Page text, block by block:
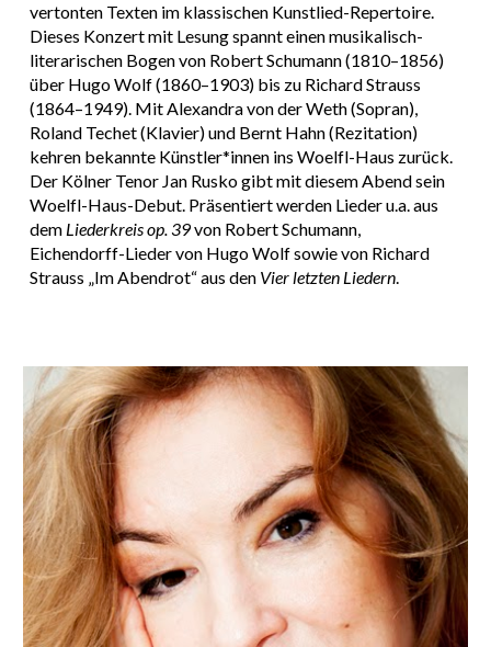
vertonten Texten im klassischen Kunstlied-Repertoire.
Dieses Konzert mit Lesung spannt einen musikalisch-
literarischen Bogen von Robert Schumann (1810–1856)
über Hugo Wolf (1860–1903) bis zu Richard Strauss
(1864–1949). Mit Alexandra von der Weth (Sopran),
Roland Techet (Klavier) und Bernt Hahn (Rezitation)
kehren bekannte Künstler*innen ins Woelfl-Haus zurück.
Der Kölner Tenor Jan Rusko gibt mit diesem Abend sein
Woelfl-Haus-Debut. Präsentiert werden Lieder u.a. aus
dem Liederkreis op. 39von Robert Schumann,
Eichendorff-Lieder von Hugo Wolf sowie von Richard
Strauss „Im Abendrot“ aus den Vier letzten Liedern.